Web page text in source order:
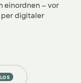
einordnen — vor
per digitaler